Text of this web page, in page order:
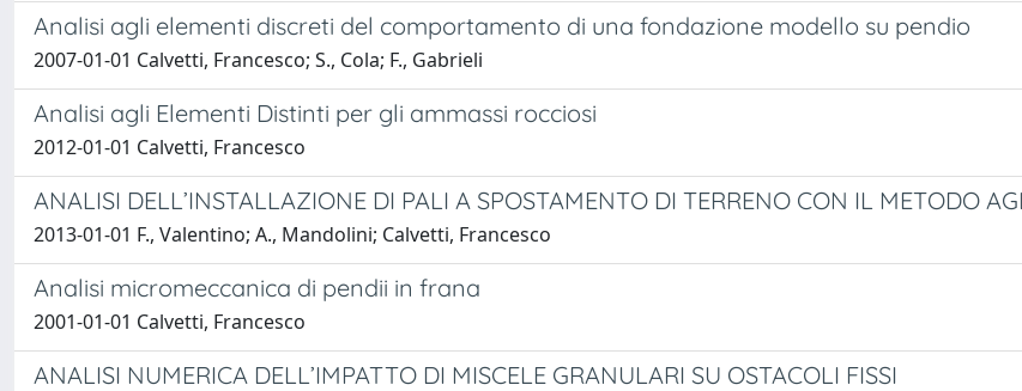
Analisi agli elementi discreti del comportamento di una fondazione modello su pendio
2007-01-01 Calvetti, Francesco; S., Cola; F., Gabrieli
Analisi agli Elementi Distinti per gli ammassi rocciosi
2012-01-01 Calvetti, Francesco
ANALISI DELL’INSTALLAZIONE DI PALI A SPOSTAMENTO DI TERRENO CON IL METODO
2013-01-01 F., Valentino; A., Mandolini; Calvetti, Francesco
Analisi micromeccanica di pendii in frana
2001-01-01 Calvetti, Francesco
ANALISI NUMERICA DELL’IMPATTO DI MISCELE GRANULARI SU OSTACOLI FISSI